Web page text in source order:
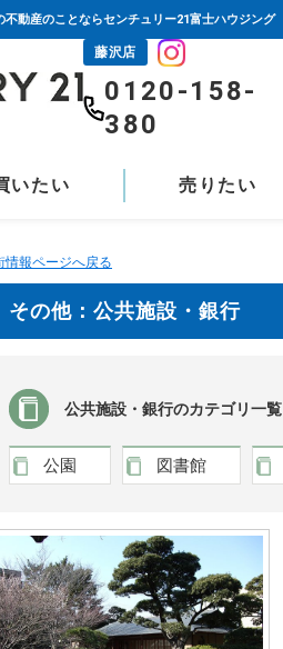
動産のことならセンチュリー21富士ハウジング
藤沢店
0120-158-
380
いたい 売りたい
情報ページへ戻る
その他：公共施設・銀行
公共施設・銀行のカテゴリ一覧
公園 図書館